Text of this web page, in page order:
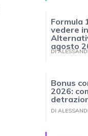
Formula
vedere
agosto
DI
Bonus
2026:
DI